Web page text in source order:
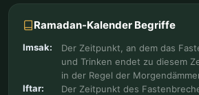
Ramadan-Kalender Begriffe
Imsak:
Der Zeitpunkt, an dem das
und Trinken endet zu diesem
in der Regel der
Iftar:
Der Zeitpunkt des